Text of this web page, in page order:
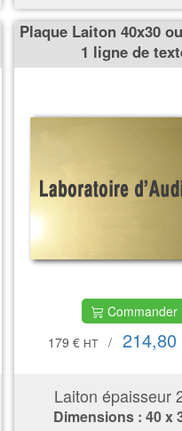
Plaque Laiton 40x30
1 ligne de
Commander
179 € HT / 214,80
Laiton épaisseur
Dimensions : 40 x